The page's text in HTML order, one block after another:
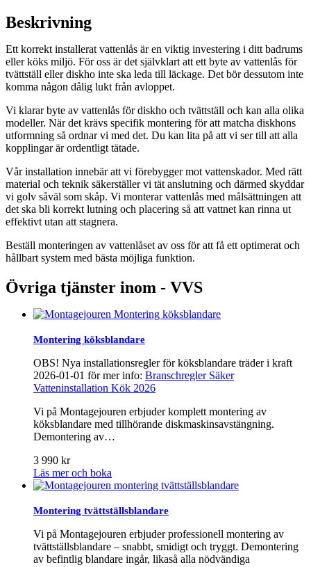
Beskrivning
Ett korrekt installerat vattenlås är en viktig investering i ditt badrums
eller köks miljö. För oss är det självklart att ett byte av vattenlås för
tvättställ eller diskho inte ska leda till läckage. Det bör dessutom inte
komma någon dålig lukt från avloppet.
Vi klarar byte av vattenlås för diskho och tvättställ och kan alla olika
modeller. När det krävs specifik montering för att matcha diskhons
utformning så ordnar vi med det. Du kan lita på att vi ser till att alla
kopplingar är ordentligt tätade.
Vår installation innebär att vi förebygger mot vattenskador. Med rätt
material och teknik säkerställer vi tät anslutning och därmed skyddar
vi golv såväl som skåp. Vi monterar vattenlås med målsättningen att
det ska bli korrekt lutning och placering så att vattnet kan rinna ut
effektivt utan att stagnera.
Beställ monteringen av vattenlåset av oss för att få ett optimerat och
hållbart system med bästa möjliga funktion.
Övriga tjänster inom - VVS
Montering köksblandare
OBS! Nya installationsregler för köksblandare träder i kraft
2026-01-01 för mer info: Branschregler Säker
Vatteninstallation Kök 2026
Vi på Montagejouren erbjuder komplett montering av
köksblandare med tillhörande diskmaskinsavstängning.
Demontering av…
3 990 kr
Läs mer och boka
Montering tvättställsblandare
Vi på Montagejouren erbjuder professionell montering av
tvättställsblandare – snabbt, smidigt och tryggt. Demontering
av befintlig blandare ingår, likaså alla nödvändiga